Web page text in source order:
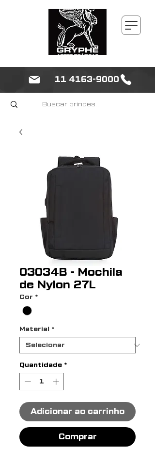
11 4163-9000
03034B - Mochila
de Nylon 27L
Cor *
Material *
Quantidade *
Adicionar ao carrinho
Comprar